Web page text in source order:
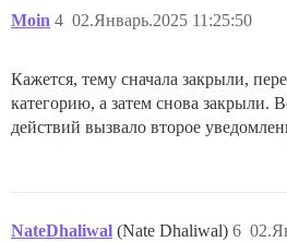
Moin 02.Январь.2025 11:25:50
4
Кажется, тему сначала закрыли,
категорию, а затем снова закрыли.
действий вызвало второе
NateDhaliwal (Nate Dhaliwal) 6